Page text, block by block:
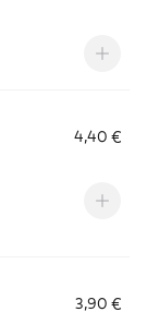
4,40 €
3,90 €